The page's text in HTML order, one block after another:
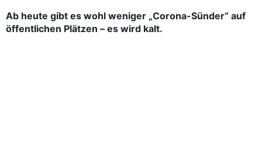
Ab heute gibt es wohl weniger „Corona-Sünder“ auf
öffentlichen Plätzen – es wird kalt.